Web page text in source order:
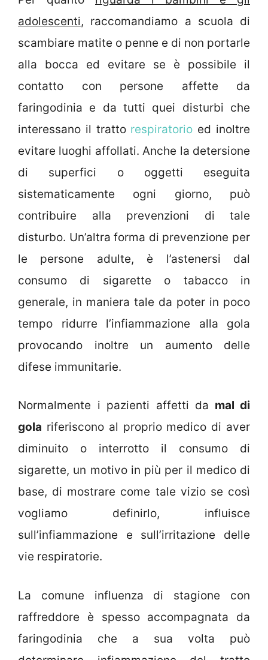
adolescenti, raccomandiamo a scuola di
scambiare matite o penne e di non portarle
alla bocca ed evitare se è possibile il
contatto con persone affette da
faringodinia e da tutti quei disturbi che
interessano il tratto respiratorio ed inoltre
evitare luoghi affollati. Anche la detersione
di superfici o oggetti eseguita
sistematicamente ogni giorno, può
contribuire alla prevenzioni di tale
disturbo. Un’altra forma di prevenzione per
le persone adulte, è l’astenersi dal
consumo di sigarette o tabacco in
generale, in maniera tale da poter in poco
tempo ridurre l’infiammazione alla gola
provocando inoltre un aumento delle
difese immunitarie.
Normalmente i pazienti affetti da mal di
gola riferiscono al proprio medico di aver
diminuito o interrotto il consumo di
sigarette, un motivo in più per il medico di
base, di mostrare come tale vizio se così
vogliamo definirlo, influisce
sull’infiammazione e sull’irritazione delle
vie respiratorie.
La comune influenza di stagione con
raffreddore è spesso accompagnata da
faringodinia che a sua volta può